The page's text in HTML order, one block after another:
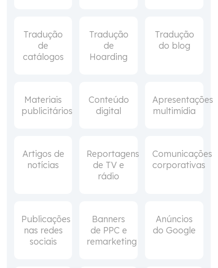
Tradução
de
catálogos
Tradução
de
Hoarding
Tradução
do blog
Materiais
publicitários
Conteúdo
digital
Apresentações
multimídia
Artigos de
notícias
Reportagens
de TV e
rádio
Comunicações
corporativas
Publicações
nas redes
sociais
Banners
de PPC e
remarketing
Anúncios
do Google